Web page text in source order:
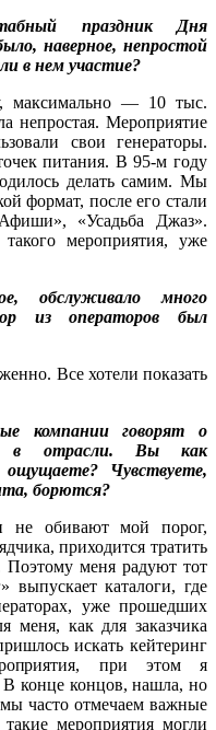
праздник Дня
наверное, непростой
в нем участие?
максимально — 10 тыс.
непростая. Мероприятие
свои генераторы.
питания. В 95-м году
делать самим. Мы
формат, после его стали
«Усадьба Джаз».
мероприятия, уже
обслуживало много
из операторов был
Все хотели показать
компании говорят о
в отрасли. Вы как
Чувствуете,
борются?
не обивают мой порог,
приходится тратить
Поэтому меня радуют тот
выпускает каталоги, где
уже прошедших
меня, как для заказчика
искать кейтеринг
при этом я
конце концов, нашла, но
часто отмечаем важные
мероприятия могли